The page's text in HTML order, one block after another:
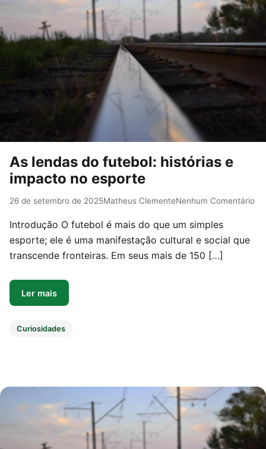
As lendas do futebol: histórias e
impacto no esporte
26 de setembro de 2025Matheus ClementeNenhum Comentário
Introdução O futebol é mais do que um simples
esporte; ele é uma manifestação cultural e social que
transcende fronteiras. Em seus mais de 150 […]
Ler mais
Curiosidades